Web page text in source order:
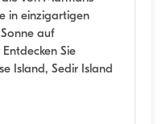
in einzigartigen
auf
Sie
Island, Sedir Island